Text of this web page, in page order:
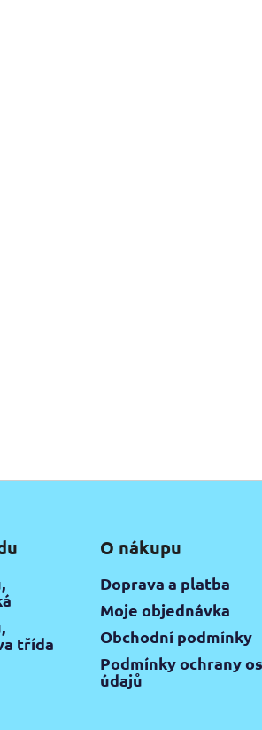
třída
O nákupu
Doprava a platba
Moje objednávka
Obchodní podmínky
Podmínky ochrany
údajů